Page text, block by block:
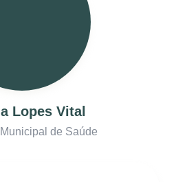
Lopes Vital
de Saúde